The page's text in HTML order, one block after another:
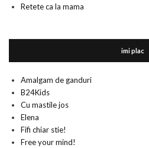
Retete ca la mama
imi plac
Amalgam de ganduri
B24Kids
Cu mastile jos
Elena
Fifi chiar stie!
Free your mind!